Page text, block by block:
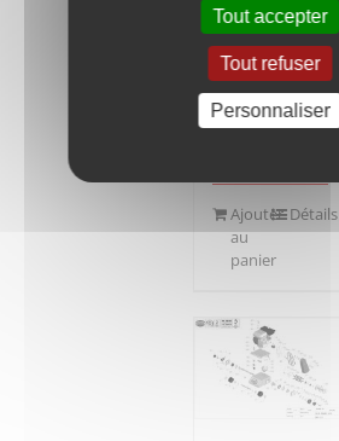
SPM-010200
FRONT
WHEEL
AXLE
26,00€ HT
Ajouter
au
panier
Détails
Tout accepter
Tout refuser
Personnaliser